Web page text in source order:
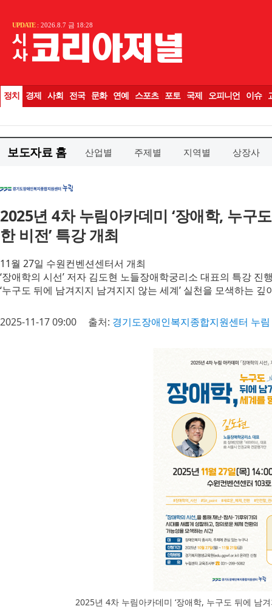
보도자료 홈 산업별 주제별 지역별 상장사
2025년 4차 누림아카데미 ‘장애학, 누구
한 비전’ 특강 개최
11월 27일 수원컨벤션센터서 개최
‘장애학의 시선’ 저자 김도현 노들장애학궁리소 대표의 특강 진
‘누구도 뒤에 남겨지지 남겨지지 않는 세계’ 실천을 모색하는 깊
2025-11-17 09:00 출처: 경기도장애인복지종합지원센터 누림
2025년 4차 누림아카데미 ‘장애학, 누구도 뒤에 남